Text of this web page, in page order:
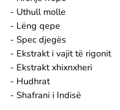
- Uthull molle
- Lëng qepe
- Spec djegës
- Ekstrakt i vajit të rigonit
- Ekstrakt xhixnxheri
- Hudhrat
- Shafrani i Indisë